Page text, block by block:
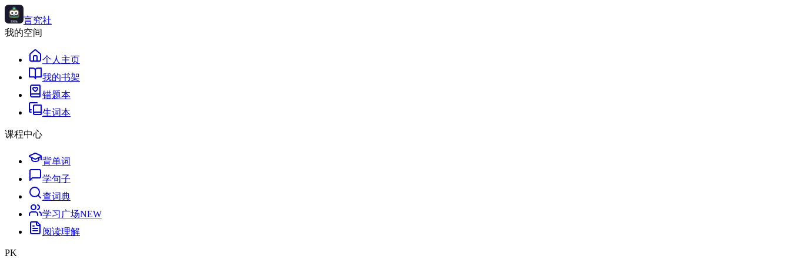
言究社
我的空间
个人主页
我的书架
错题本
生词本
课程中心
背单词
学句子
查词典
学习广场NEW
阅读理解
PK